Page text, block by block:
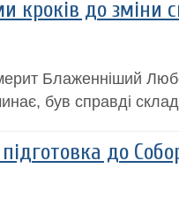
кроків до зміни
Блаженніший
був справді
до